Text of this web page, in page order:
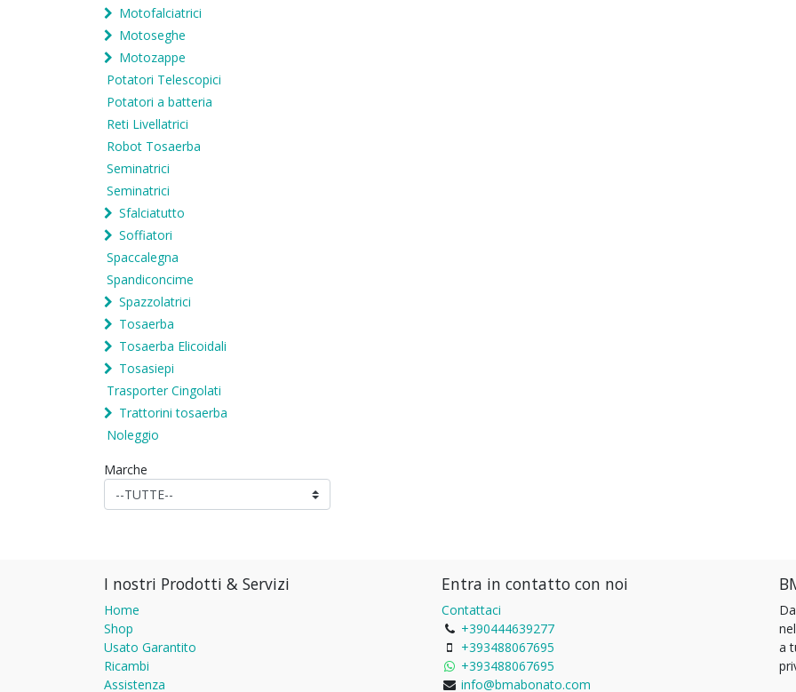
Motofalciatrici
Motoseghe
Motozappe
Potatori Telescopici
Potatori a batteria
Reti Livellatrici
Robot Tosaerba
Seminatrici
Seminatrici
Sfalciatutto
Soffiatori
Spaccalegna
Spandiconcime
Spazzolatrici
Tosaerba
Tosaerba Elicoidali
Tosasiepi
Trasporter Cingolati
Trattorini tosaerba
Noleggio
Marche
I nostri Prodotti & Servizi
Home
Shop
Usato Garantito
Ricambi
Assistenza
Entra in contatto con noi
Contattaci
+390444639277
+393488067695
+393488067695
info@bmabonato.com
a